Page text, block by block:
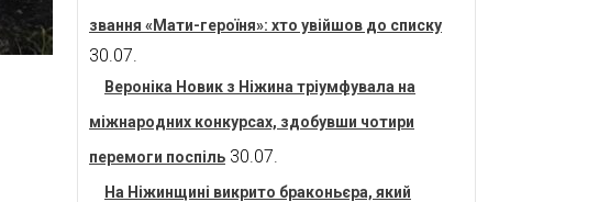
звання «Мати-героїня»: хто увійшов до списку
30.07.
Вероніка Новик з Ніжина тріумфувала на
міжнародних конкурсах, здобувши чотири
перемоги поспіль 30.07.
На Ніжинщині викрито браконьєра, який